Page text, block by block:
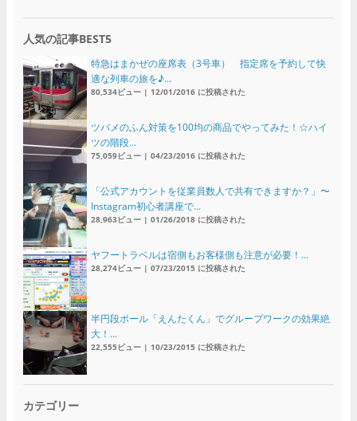
人気の記事BEST5
特急はまかぜの座席表（3号車） 指定席を予約して快
適な列車の旅を♪...
80,534ビュー| 12/01/2016 に投稿された
ツバメのふん対策を100均の商品でやってみた！☆ハイ
ツの階段...
75,059ビュー| 04/23/2016 に投稿された
「公式アカウントを従業員数人で共有できますか？」〜
Instagram初心者講座で...
28,963ビュー| 01/26/2018 に投稿された
ヤフートラベルは宿側もお客様側も注意が必要！...
28,274ビュー| 07/23/2015 に投稿された
半円段ボール「えんたくん」でグループワークの効果絶
大！...
22,555ビュー| 10/23/2015 に投稿された
カテゴリー